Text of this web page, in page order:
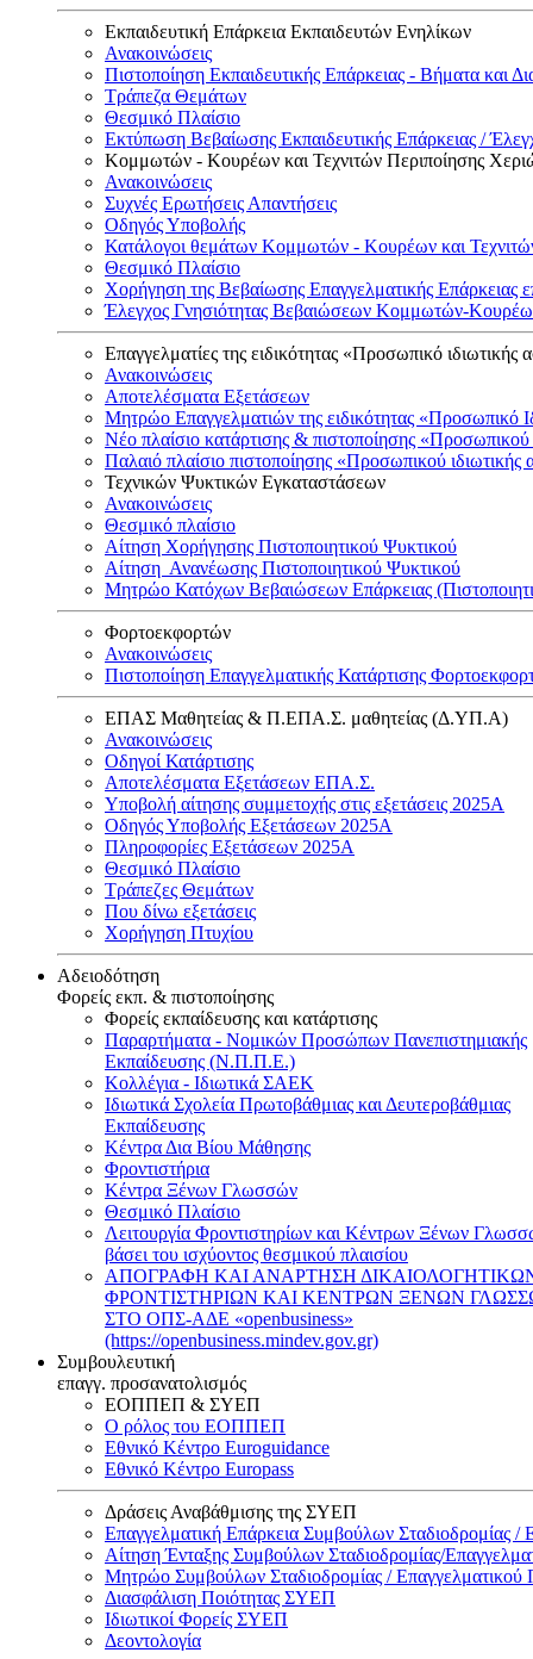
Εκπαιδευτική Επάρκεια Εκπαιδευτών Ενηλίκων
Ανακοινώσεις
Πιστοποίηση Εκπαιδευτικής Επάρκειας - Βήματα και
Τράπεζα Θεμάτων
Θεσμικό Πλαίσιο
Εκτύπωση Βεβαίωσης Εκπαιδευτικής Επάρκειας /
Κομμωτών - Κουρέων και Τεχνιτών Περιποίησης
Ανακοινώσεις
Συχνές Ερωτήσεις Απαντήσεις
Οδηγός Υποβολής
Κατάλογοι θεμάτων Κομμωτών - Κουρέων και
Θεσμικό Πλαίσιο
Χορήγηση της Βεβαίωσης Επαγγελματικής
Έλεγχος Γνησιότητας Βεβαιώσεων Κομμωτών-
Επαγγελματίες της ειδικότητας «Προσωπικό ιδιωτικής
Ανακοινώσεις
Αποτελέσματα Εξετάσεων
Μητρώο Επαγγελματιών της ειδικότητας «Προσωπικό
Νέο πλαίσιο κατάρτισης & πιστοποίησης «Προσωπικού
Παλαιό πλαίσιο πιστοποίησης «Προσωπικού
Τεχνικών Ψυκτικών Εγκαταστάσεων
Ανακοινώσεις
Θεσμικό πλαίσιο
Αίτηση Χορήγησης Πιστοποιητικού Ψυκτικού
Αίτηση Ανανέωσης Πιστοποιητικού Ψυκτικού
Μητρώο Κατόχων Βεβαιώσεων Επάρκειας
Φορτοεκφορτών
Ανακοινώσεις
Πιστοποίηση Επαγγελματικής Κατάρτισης
ΕΠΑΣ Μαθητείας & Π.ΕΠΑ.Σ. μαθητείας (Δ.ΥΠ.Α)
Ανακοινώσεις
Oδηγοί Κατάρτισης
Αποτελέσματα Εξετάσεων ΕΠΑ.Σ.
Υποβολή αίτησης συμμετοχής στις εξετάσεις 2025Α
Οδηγός Υποβολής Εξετάσεων 2025A
Πληροφορίες Εξετάσεων 2025Α
Θεσμικό Πλαίσιο
Τράπεζες Θεμάτων
Που δίνω εξετάσεις
Χορήγηση Πτυχίου
Αδειοδότηση
Φορείς εκπ. & πιστοποίησης
Φορείς εκπαίδευσης και κατάρτισης
Παραρτήματα - Νομικών Προσώπων Πανεπιστημιακής
Εκπαίδευσης (Ν.Π.Π.Ε.)
Κολλέγια - Ιδιωτικά ΣΑΕΚ
Ιδιωτικά Σχολεία Πρωτοβάθμιας και Δευτεροβάθμιας
Εκπαίδευσης
Κέντρα Δια Βίου Μάθησης
Φροντιστήρια
Κέντρα Ξένων Γλωσσών
Θεσμικό Πλαίσιο
Λειτουργία Φροντιστηρίων και Κέντρων Ξένων
βάσει του ισχύοντος θεσμικού πλαισίου
ΑΠΟΓΡΑΦΗ ΚΑΙ ΑΝΑΡΤΗΣΗ
ΦΡΟΝΤΙΣΤΗΡΙΩΝ ΚΑΙ ΚΕΝΤΡΩΝ ΞΕΝΩΝ
ΣΤΟ ΟΠΣ-ΑΔΕ «openbusiness»
(https://openbusiness.mindev.gov.gr)
Συμβουλευτική
επαγγ. προσανατολισμός
ΕΟΠΠΕΠ & ΣΥΕΠ
Ο ρόλος του ΕΟΠΠΕΠ
Εθνικό Κέντρο Euroguidance
Εθνικό Κέντρο Europass
Δράσεις Αναβάθμισης της ΣΥΕΠ
Επαγγελματική Επάρκεια Συμβούλων Σταδιοδρομίας /
Αίτηση Ένταξης Συμβούλων Σταδιοδρομίας/
Μητρώο Συμβούλων Σταδιοδρομίας / Επαγγελματικού
Διασφάλιση Ποιότητας ΣΥΕΠ
Ιδιωτικοί Φορείς ΣΥΕΠ
Δεοντολογία